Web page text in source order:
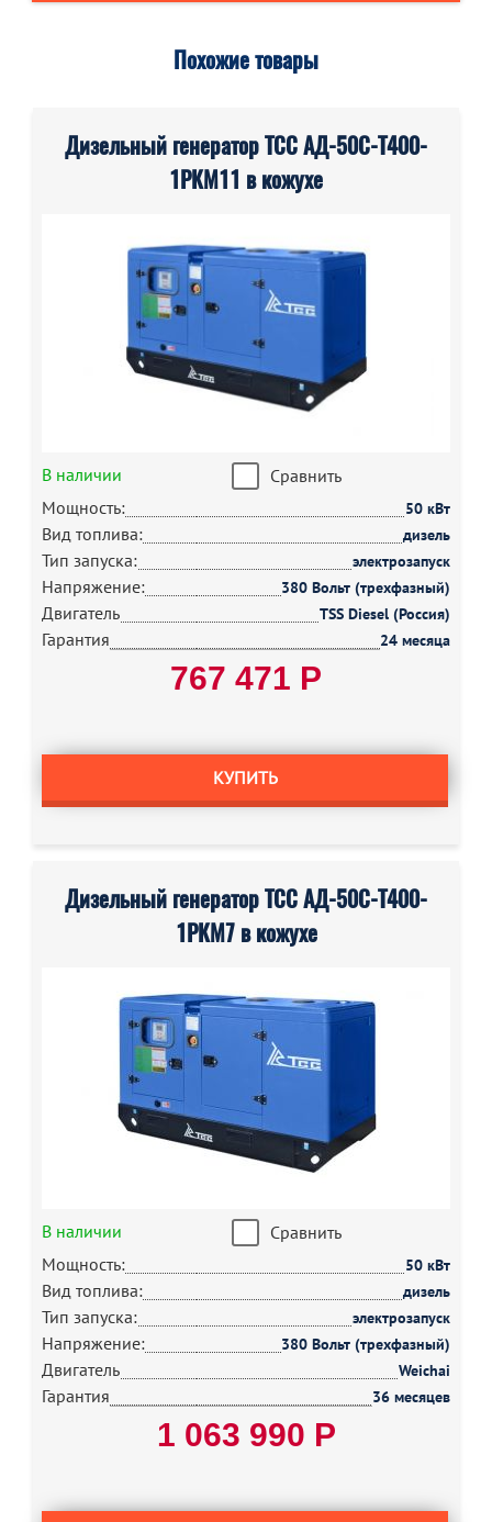
Похожие товары
Дизельный генератор ТСС АД-50С-Т400-
1РКМ11 в кожухе
В наличии
Сравнить
Мощность:
50 кВт
Вид топлива: дизель
Тип запуска: электрозапуск
Напряжение: 380 Вольт (трехфазный)
Двигатель TSS Diesel (Россия)
Гарантия 24 месяца
767 471 Р
КУПИТЬ
Дизельный генератор ТСС АД-50С-Т400-
1РКМ7 в кожухе
В наличии
Сравнить
Мощность:
50 кВт
Вид топлива: дизель
Тип запуска: электрозапуск
Напряжение: 380 Вольт (трехфазный)
Двигатель Weichai
Гарантия 36 месяцев
1 063 990 Р